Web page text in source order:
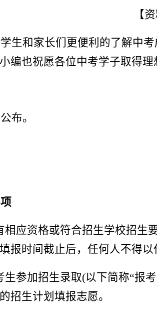
【
生和家长们更便利的了解中
编也祝愿各位中考学子取得理
布。
相应资格或符合招生学校招
报时间截止后，任何人不得以
生参加招生录取(以下简称“报
招生计划填报志愿。